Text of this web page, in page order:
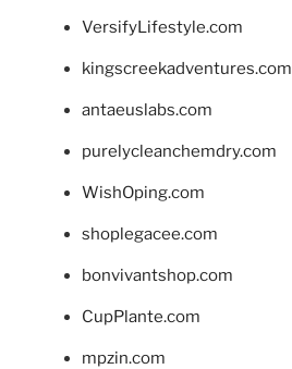
VersifyLifestyle.com
kingscreekadventures.com
antaeuslabs.com
purelycleanchemdry.com
WishOping.com
shoplegacee.com
bonvivantshop.com
CupPlante.com
mpzin.com